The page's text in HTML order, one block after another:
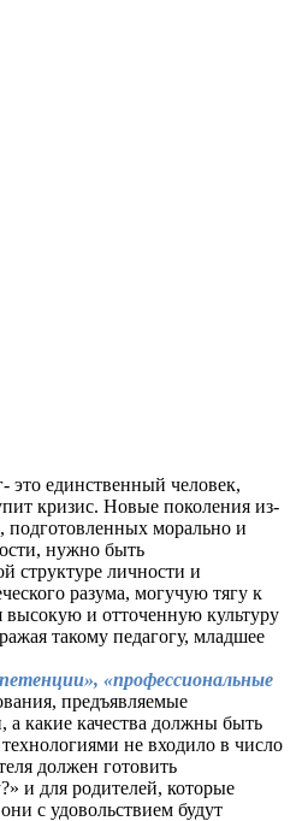
единственный человек,
кризис. Новые поколения из-
подготовленных морально и
нужно быть
структуре личности и
разума, могучую тягу к
высокую и отточенную культуру
такому педагогу, младшее
«профессиональные
предъявляемые
какие качества должны быть
не входило в число
должен готовить
и для родителей, которые
с удовольствием будут